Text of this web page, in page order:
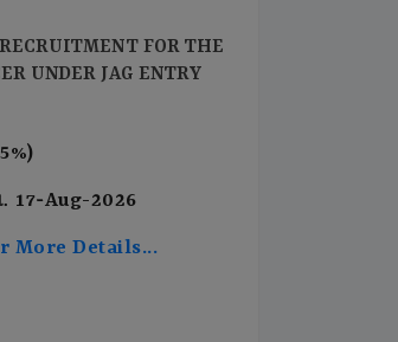
FOR THE
UNDER JAG ENTRY
17-Aug-2026
More Details...